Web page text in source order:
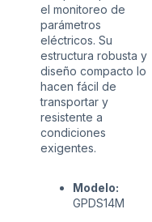
el monitoreo de
parámetros
eléctricos. Su
estructura robusta y
diseño compacto lo
hacen fácil de
transportar y
resistente a
condiciones
exigentes.
Modelo:
GPDS14M